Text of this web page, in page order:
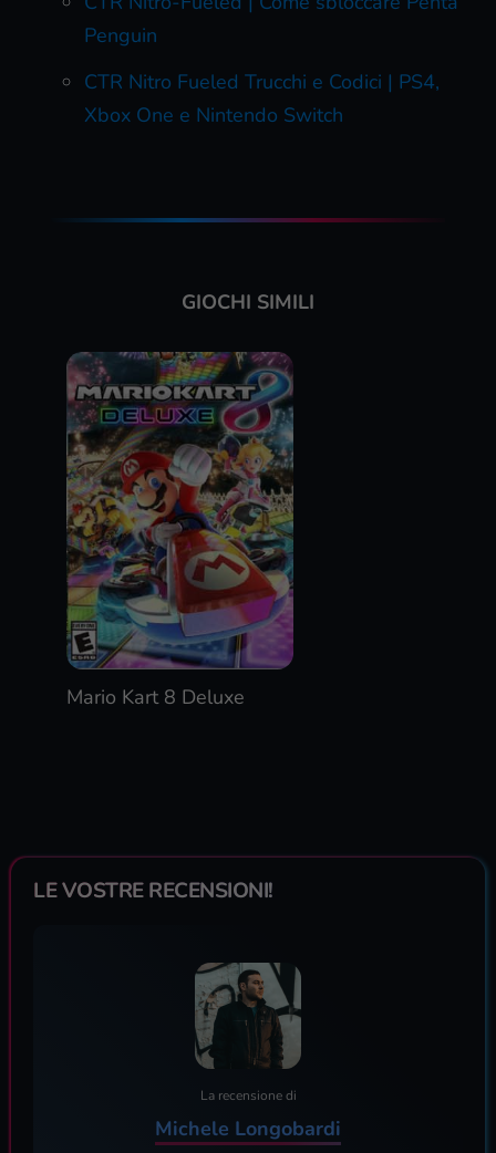
Penguin
CTR Nitro Fueled Trucchi e Codici | PS4,
Xbox One e Nintendo Switch
GIOCHI SIMILI
Mario Kart 8 Deluxe
LE VOSTRE RECENSIONI!
La recensione di
Michele Longobardi